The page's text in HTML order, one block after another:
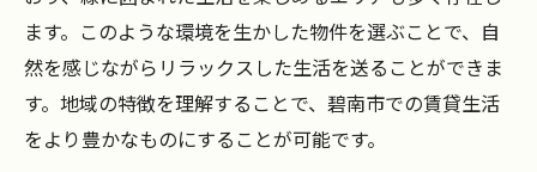
地元のニーズに応える家賃管理のポイント
信頼できる地域密着型管理会社の選び方
住民の声を反映した家賃管理の実践例
安心生活を築くための家賃管理の工夫
ます。このような環境を生かした物件を選ぶことで、自
然を感じながらリラックスした生活を送ることができま
す。地域の特徴を理解することで、碧南市での賃貸生活
をより豊かなものにすることが可能です。